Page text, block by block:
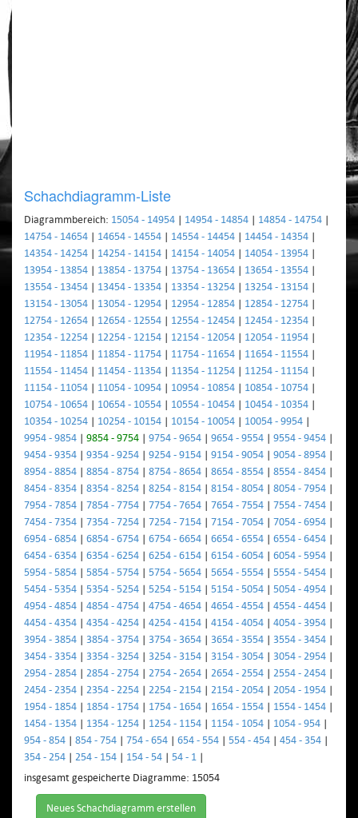
Schachdiagramm-Liste
Diagrammbereich: 15054 - 14954 | 14954 - 14854 | 14854 - 14754 |
14754 - 14654 | 14654 - 14554 | 14554 - 14454 | 14454 - 14354 |
14354 - 14254 | 14254 - 14154 | 14154 - 14054 | 14054 - 13954 |
13954 - 13854 | 13854 - 13754 | 13754 - 13654 | 13654 - 13554 |
13554 - 13454 | 13454 - 13354 | 13354 - 13254 | 13254 - 13154 |
13154 - 13054 | 13054 - 12954 | 12954 - 12854 | 12854 - 12754 |
12754 - 12654 | 12654 - 12554 | 12554 - 12454 | 12454 - 12354 |
12354 - 12254 | 12254 - 12154 | 12154 - 12054 | 12054 - 11954 |
11954 - 11854 | 11854 - 11754 | 11754 - 11654 | 11654 - 11554 |
11554 - 11454 | 11454 - 11354 | 11354 - 11254 | 11254 - 11154 |
11154 - 11054 | 11054 - 10954 | 10954 - 10854 | 10854 - 10754 |
10754 - 10654 | 10654 - 10554 | 10554 - 10454 | 10454 - 10354 |
10354 - 10254 | 10254 - 10154 | 10154 - 10054 | 10054 - 9954 |
9954 - 9854 | 9854 - 9754 | 9754 - 9654 | 9654 - 9554 | 9554 - 9454 |
9454 - 9354 | 9354 - 9254 | 9254 - 9154 | 9154 - 9054 | 9054 - 8954 |
8954 - 8854 | 8854 - 8754 | 8754 - 8654 | 8654 - 8554 | 8554 - 8454 |
8454 - 8354 | 8354 - 8254 | 8254 - 8154 | 8154 - 8054 | 8054 - 7954 |
7954 - 7854 | 7854 - 7754 | 7754 - 7654 | 7654 - 7554 | 7554 - 7454 |
7454 - 7354 | 7354 - 7254 | 7254 - 7154 | 7154 - 7054 | 7054 - 6954 |
6954 - 6854 | 6854 - 6754 | 6754 - 6654 | 6654 - 6554 | 6554 - 6454 |
6454 - 6354 | 6354 - 6254 | 6254 - 6154 | 6154 - 6054 | 6054 - 5954 |
5954 - 5854 | 5854 - 5754 | 5754 - 5654 | 5654 - 5554 | 5554 - 5454 |
5454 - 5354 | 5354 - 5254 | 5254 - 5154 | 5154 - 5054 | 5054 - 4954 |
4954 - 4854 | 4854 - 4754 | 4754 - 4654 | 4654 - 4554 | 4554 - 4454 |
4454 - 4354 | 4354 - 4254 | 4254 - 4154 | 4154 - 4054 | 4054 - 3954 |
3954 - 3854 | 3854 - 3754 | 3754 - 3654 | 3654 - 3554 | 3554 - 3454 |
3454 - 3354 | 3354 - 3254 | 3254 - 3154 | 3154 - 3054 | 3054 - 2954 |
2954 - 2854 | 2854 - 2754 | 2754 - 2654 | 2654 - 2554 | 2554 - 2454 |
2454 - 2354 | 2354 - 2254 | 2254 - 2154 | 2154 - 2054 | 2054 - 1954 |
1954 - 1854 | 1854 - 1754 | 1754 - 1654 | 1654 - 1554 | 1554 - 1454 |
1454 - 1354 | 1354 - 1254 | 1254 - 1154 | 1154 - 1054 | 1054 - 954 |
954 - 854 | 854 - 754 | 754 - 654 | 654 - 554 | 554 - 454 | 454 - 354 |
354 - 254 | 254 - 154 | 154 - 54 | 54 - 1 |
insgesamt gespeicherte Diagramme: 15054
Neues Schachdiagramm erstellen